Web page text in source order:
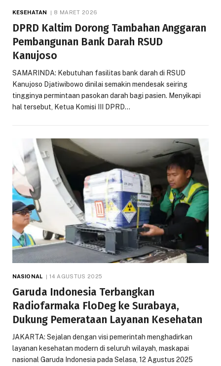
KESEHATAN 8 MARET 2026
DPRD Kaltim Dorong Tambahan Anggaran
Pembangunan Bank Darah RSUD
Kanujoso
SAMARINDA: Kebutuhan fasilitas bank darah di RSUD
Kanujoso Djatiwibowo dinilai semakin mendesak seiring
tingginya permintaan pasokan darah bagi pasien. Menyikapi
hal tersebut, Ketua Komisi III DPRD…
NASIONAL 14 AGUSTUS 2025
Garuda Indonesia Terbangkan
Radiofarmaka FloDeg ke Surabaya,
Dukung Pemerataan Layanan Kesehatan
JAKARTA: Sejalan dengan visi pemerintah menghadirkan
layanan kesehatan modern di seluruh wilayah, maskapai
nasional Garuda Indonesia pada Selasa, 12 Agustus 2025